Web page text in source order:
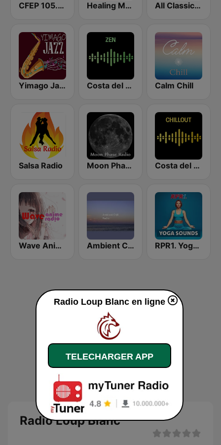
CFEP 105.9 Seaside FM Healing Music All Classical Piano Chamber Works and Concertos
Yimago Jazz Costa del Mar Zen Calm Chill
Salsa Radio Moon Phase Radio - Chill Costa del Mar Chillout
Wave Anime Radio Ambient Chill Radio RPR1. Yoga Sounds
Radio Loup Blanc
Radio Loup Blanc en ligne
TELECHARGER APP